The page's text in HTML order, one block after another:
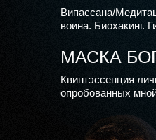
МАСКА
Квинтэссенция
опробованных
Випассана/
воина. Биохакинг.